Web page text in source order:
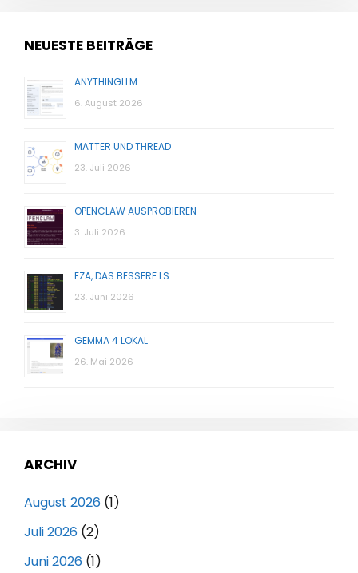
NEUESTE BEITRÄGE
ANYTHINGLLM
6. August 2026
MATTER UND THREAD
23. Juli 2026
OPENCLAW AUSPROBIEREN
3. Juli 2026
EZA, DAS BESSERE LS
23. Juni 2026
GEMMA 4 LOKAL
26. Mai 2026
ARCHIV
August 2026 (1)
Juli 2026 (2)
Juni 2026 (1)